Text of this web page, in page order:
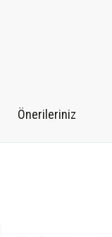
Önerileriniz